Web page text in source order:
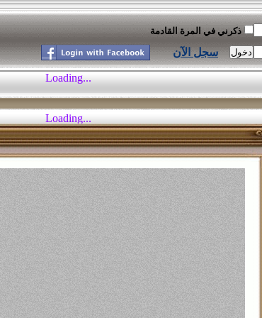
ذكرني في المرة القادمة
سجل الآن
موسوعة النكت